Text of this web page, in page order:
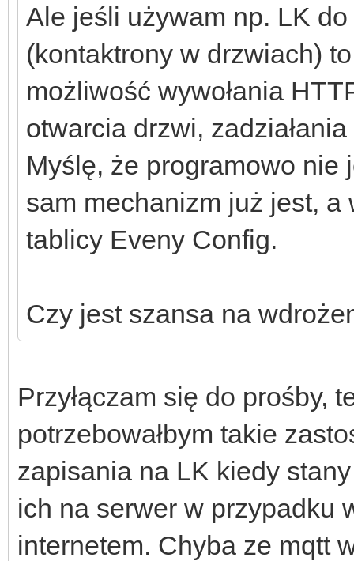
Ale jeśli używam np. LK
(kontaktrony w drzwiach)
możliwość wywołania
otwarcia drzwi,
Myślę, że programowo nie
sam mechanizm już jest,
tablicy Eveny Config.
Czy jest szansa na
Przyłączam się do prośby,
potrzebowałbym takie
zapisania na LK kiedy
ich na serwer w przypadku
internetem. Chyba ze mqtt